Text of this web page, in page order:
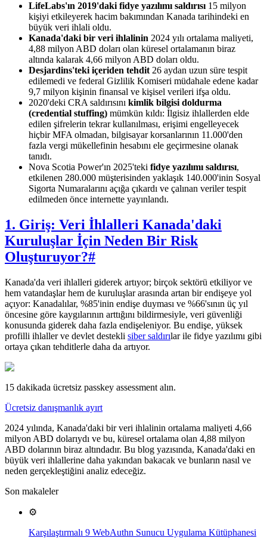
LifeLabs'ın 2019'daki fidye yazılımı saldırısı 15 milyon
kişiyi etkileyerek hacim bakımından Kanada tarihindeki en
büyük veri ihlali oldu.
Kanada'daki bir veri ihlalinin 2024 yılı ortalama maliyeti,
4,88 milyon ABD doları olan küresel ortalamanın biraz
altında kalarak 4,66 milyon ABD doları oldu.
Desjardins'teki içeriden tehdit 26 aydan uzun süre tespit
edilemedi ve federal Gizlilik Komiseri müdahale edene kadar
9,7 milyon kişinin finansal ve kişisel verileri ifşa oldu.
2020'deki CRA saldırısını kimlik bilgisi doldurma
(credential stuffing) mümkün kıldı: İlgisiz ihlallerden elde
edilen şifrelerin tekrar kullanılması, erişimi engelleyecek
hiçbir MFA olmadan, bilgisayar korsanlarının 11.000'den
fazla vergi mükellefinin hesabını ele geçirmesine olanak
tanıdı.
Nova Scotia Power'ın 2025'teki fidye yazılımı saldırısı,
etkilenen 280.000 müşterisinden yaklaşık 140.000'inin Sosyal
Sigorta Numaralarını açığa çıkardı ve çalınan veriler tespit
edilmeden önce internette yayınlandı.
1. Giriş: Veri İhlalleri Kanada'daki
Kuruluşlar İçin Neden Bir Risk
Oluşturuyor?#
Kanada'da veri ihlalleri giderek artıyor; birçok sektörü etkiliyor ve
hem vatandaşlar hem de kuruluşlar arasında artan bir endişeye yol
açıyor: Kanadalılar, %85'inin endişe duyması ve %66'sının üç yıl
öncesine göre kaygılarının arttığını bildirmesiyle, veri güvenliği
konusunda giderek daha fazla endişeleniyor. Bu endişe, yüksek
profilli ihlaller ve devlet destekli siber saldırılar ile fidye yazılımı gibi
ortaya çıkan tehditlerle daha da artıyor.
15 dakikada ücretsiz passkey assessment alın.
Ücretsiz danışmanlık ayırt
2024 yılında, Kanada'daki bir veri ihlalinin ortalama maliyeti 4,66
milyon ABD dolarıydı ve bu, küresel ortalama olan 4,88 milyon
ABD dolarının biraz altındadır. Bu blog yazısında, Kanada'daki en
büyük veri ihlallerine daha yakından bakacak ve bunların nasıl ve
neden gerçekleştiğini analiz edeceğiz.
Son makaleler
⚙️
Karşılaştırmalı 9 WebAuthn Sunucu Uygulama Kütüphanesi